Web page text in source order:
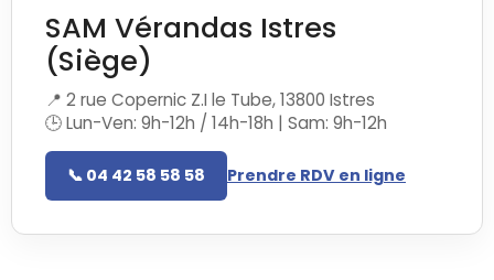
SAM Vérandas Istres
(Siège)
📍 2 rue Copernic Z.I le Tube, 13800 Istres
🕒 Lun-Ven: 9h-12h / 14h-18h | Sam: 9h-12h
📞 04 42 58 58 58 Prendre RDV en ligne